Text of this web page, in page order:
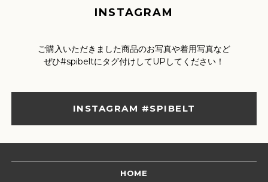
INSTAGRAM
ご購入いただきました商品のお写真や着用写真など
ぜひ#spibeltにタグ付けしてUPしてください！
INSTAGRAM #SPIBELT
HOME